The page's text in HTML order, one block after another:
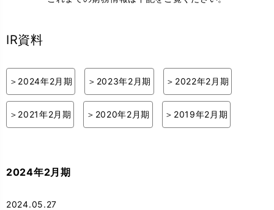
IR資料
2024年2月期 2023年2月期 2022年2月期
2021年2月期 2020年2月期 2019年2月期
2024年2月期
2024.05.27